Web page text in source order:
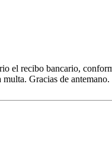
el recibo bancario,
Gracias de antemano.